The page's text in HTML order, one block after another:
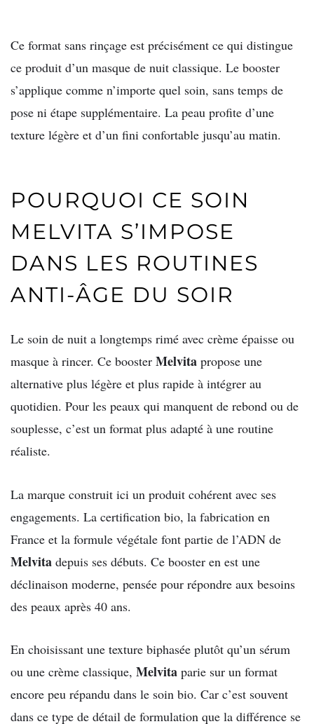
Ce format sans rinçage est précisément ce qui distingue
ce produit d’un masque de nuit classique. Le booster
s’applique comme n’importe quel soin, sans temps de
pose ni étape supplémentaire. La peau profite d’une
texture légère et d’un fini confortable jusqu’au matin.
POURQUOI CE SOIN
MELVITA S’IMPOSE
DANS LES ROUTINES
ANTI-ÂGE DU SOIR
Le soin de nuit a longtemps rimé avec crème épaisse ou
masque à rincer. Ce booster Melvita propose une
alternative plus légère et plus rapide à intégrer au
quotidien. Pour les peaux qui manquent de rebond ou de
souplesse, c’est un format plus adapté à une routine
réaliste.
La marque construit ici un produit cohérent avec ses
engagements. La certification bio, la fabrication en
France et la formule végétale font partie de l’ADN de
Melvita depuis ses débuts. Ce booster en est une
déclinaison moderne, pensée pour répondre aux besoins
des peaux après 40 ans.
En choisissant une texture biphasée plutôt qu’un sérum
ou une crème classique, Melvita parie sur un format
encore peu répandu dans le soin bio. Car c’est souvent
dans ce type de détail de formulation que la différence se